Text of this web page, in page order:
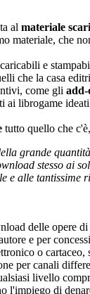
al materiale
materiale, che
e
che la casa
come gli add-
ai librogame
tutto quello che
grande
stesso ai
e alle
delle opere
e per
o
per canali
livello
l'impiego di